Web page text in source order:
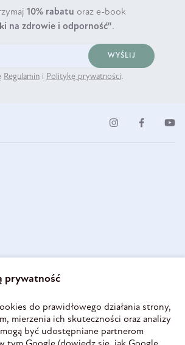
10% rabatu oraz e-book
na zdrowie i odporność".
WYŚLIJ
Regulamin i Politykę prywatności.
prywatność
do prawidłowego działania strony,
mierzenia ich skuteczności oraz analizy
być udostępniane partnerom